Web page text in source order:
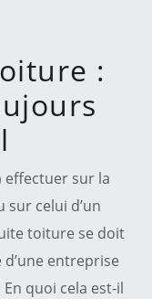
:
effectuer sur la
celui d’un
toiture se doit
d’une entreprise
quoi cela est-il